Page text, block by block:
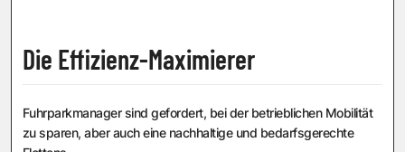
Die Effizienz-Maximierer
Fuhrparkmanager sind gefordert, bei der betrieblichen Mobilität
zu sparen, aber auch eine nachhaltige und bedarfsgerechte